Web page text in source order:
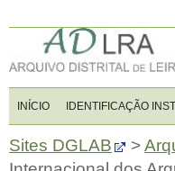
INÍCIO IDENTIFICAÇÃO
Sites DGLAB >